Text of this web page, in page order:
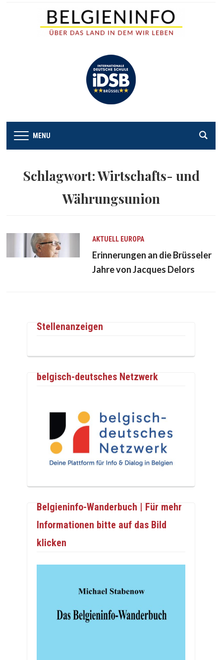
MENU
Schlagwort:Wirtschafts- und
Währungsunion
AKTUELL EUROPA
Erinnerungen an die Brüsseler
Jahre von Jacques Delors
Stellenanzeigen
belgisch-deutsches Netzwerk
Belgieninfo-Wanderbuch | Für mehr
Informationen bitte auf das Bild
klicken